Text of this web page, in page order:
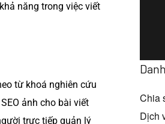
năng trong việc viết
từ khoá nghiên cứu
ảnh cho bài viết
trực tiếp quản lý
Chia
Dịch